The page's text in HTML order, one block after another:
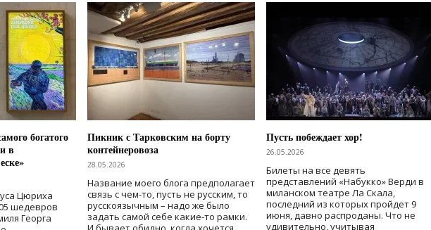
богатого
в
Цюриха
шедевров
Георга
Пикник с Тарковским на борту
контейнеровоза
28.05.2026
Название моего блога предполагает
связь с чем-то, пусть не русским, то
русскоязычным – надо же было
задать самой себе какие-то рамки.
Пусть побеждает хор!
26.05.2026
Билеты на все девять
представлений «Набукко» Верди в
миланском театре Ла Скала,
последний из которых пройдет 9
июня, давно распроданы. Что не
удивительно, учитывая